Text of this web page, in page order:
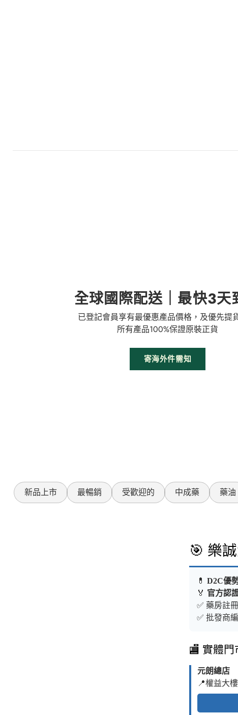
全球國際配送｜最快3天
已登記會員享有最優惠產品價格，及優先提
所有產品100%保證原裝正貨
寄海外件需知
新品上市 最暢銷 受歡迎的 中成藥 藥油
🎯 樂
💊 D2C優
🏅 官方認
✅ 藥房註
✅ 批發商
🏬 實體門
元朗總店
📍權益大